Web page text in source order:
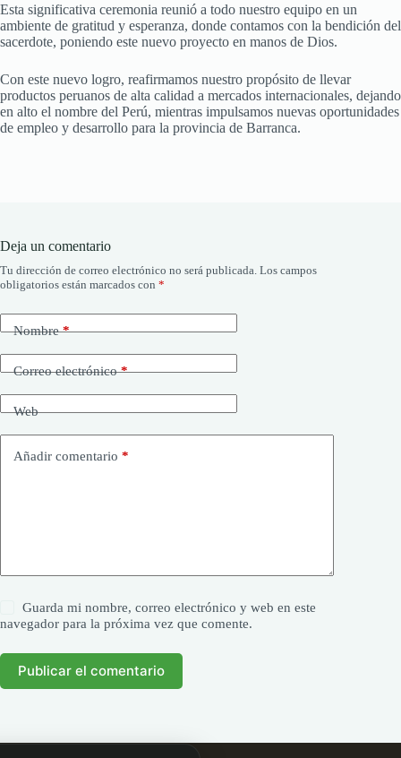
Esta significativa ceremonia reunió a todo nuestro equipo en un
ambiente de gratitud y esperanza, donde contamos con la bendición del
sacerdote, poniendo este nuevo proyecto en manos de Dios.
Con este nuevo logro, reafirmamos nuestro propósito de llevar
productos peruanos de alta calidad a mercados internacionales, dejando
en alto el nombre del Perú, mientras impulsamos nuevas oportunidades
de empleo y desarrollo para la provincia de Barranca.
Deja un comentario
Tu dirección de correo electrónico no será publicada. Los campos
obligatorios están marcados con *
Nombre*
Correo electrónico*
Web
Añadir comentario *
Guarda mi nombre, correo electrónico y web en este
navegador para la próxima vez que comente.
Publicar el comentario